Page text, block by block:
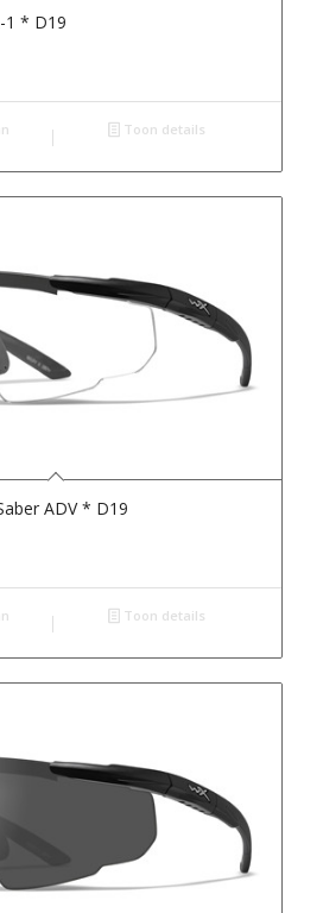
1 * D19
Toon details
ADV * D19
Toon details